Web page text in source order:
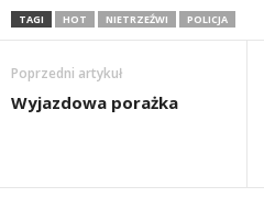
TAGI HOT NIETRZEŹWI POLICJA
Poprzedni artykuł
Wyjazdowa porażka